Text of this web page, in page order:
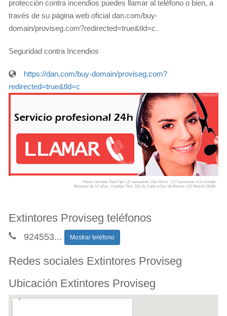
protección contra incendios puedes llamar al teléfono o bien, a
través de su página web oficial dan.com/buy-
domain/proviseg.com?redirected=true&tld=c.
Seguridad contra Incendios
https://dan.com/buy-domain/proviseg.com?
redirected=true&tld=c
Extintores Proviseg teléfonos
924553... Mostrar teléfono
Redes sociales Extintores Proviseg
Ubicación Extintores Proviseg